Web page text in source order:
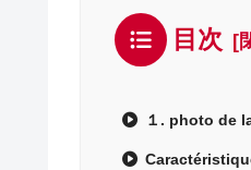
目次
１. photo de